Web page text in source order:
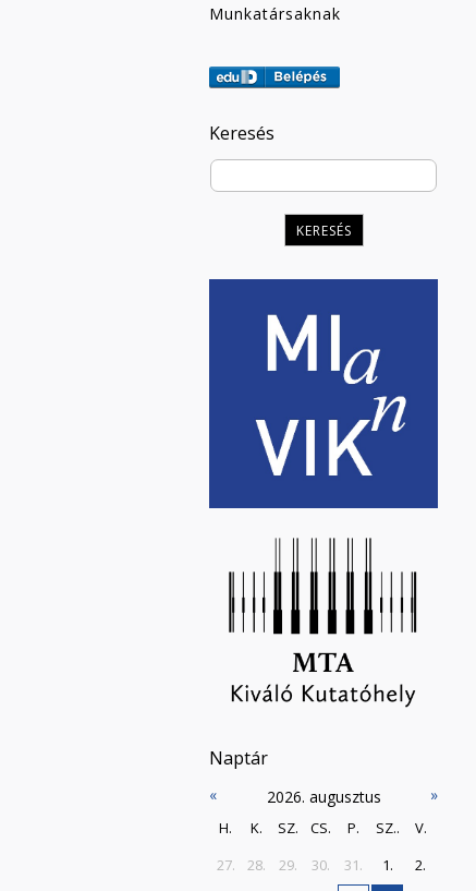
Munkatársaknak
Keresés
Naptár
« 2026. augusztus »
H. K. SZ. CS. P. SZ..
V.
27.
28. 29. 30. 31. 1.
2.